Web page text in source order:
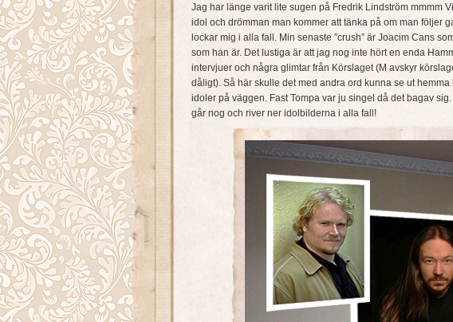
Jag har länge varit lite sugen på Fredrik Lindström mmmm
idol och drömman man kommer att tänka på om man följer
lockar mig i alla fall. Min senaste ”crush” är Joacim Cans
som han är. Det lustiga är att jag nog inte hört en enda
intervjuer och några glimtar från Körslaget (M avskyr
dåligt). Så här skulle det med andra ord kunna se ut
idoler på väggen. Fast Tompa var ju singel då det bagav
går nog och river ner idolbilderna i alla fall!